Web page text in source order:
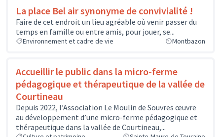
La place Bel air synonyme de convivialité !
Faire de cet endroit un lieu agréable où venir passer du
temps en famille ou entre amis, pour jouer, se...
Environnement et cadre de vie Montbazon
Accueillir le public dans la micro-ferme
pédagogique et thérapeutique de la vallée de
Courtineau
Depuis 2022, l’Association Le Moulin de Souvres œuvre
au développement d’une micro-ferme pédagogique et
thérapeutique dans la vallée de Courtineau,...